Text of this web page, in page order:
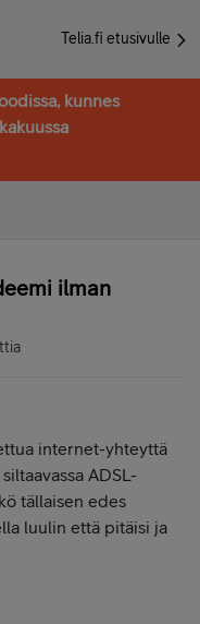
Telia.fi etusivulle
kunnes
ilman
internet-yhteyttä
ADSL-
tällaisen edes
luulin että pitäisi ja